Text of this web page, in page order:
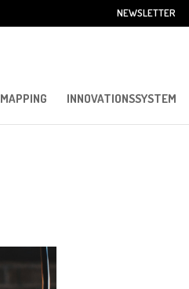
NEWSLETTER
INNOVATIONSSYSTEM